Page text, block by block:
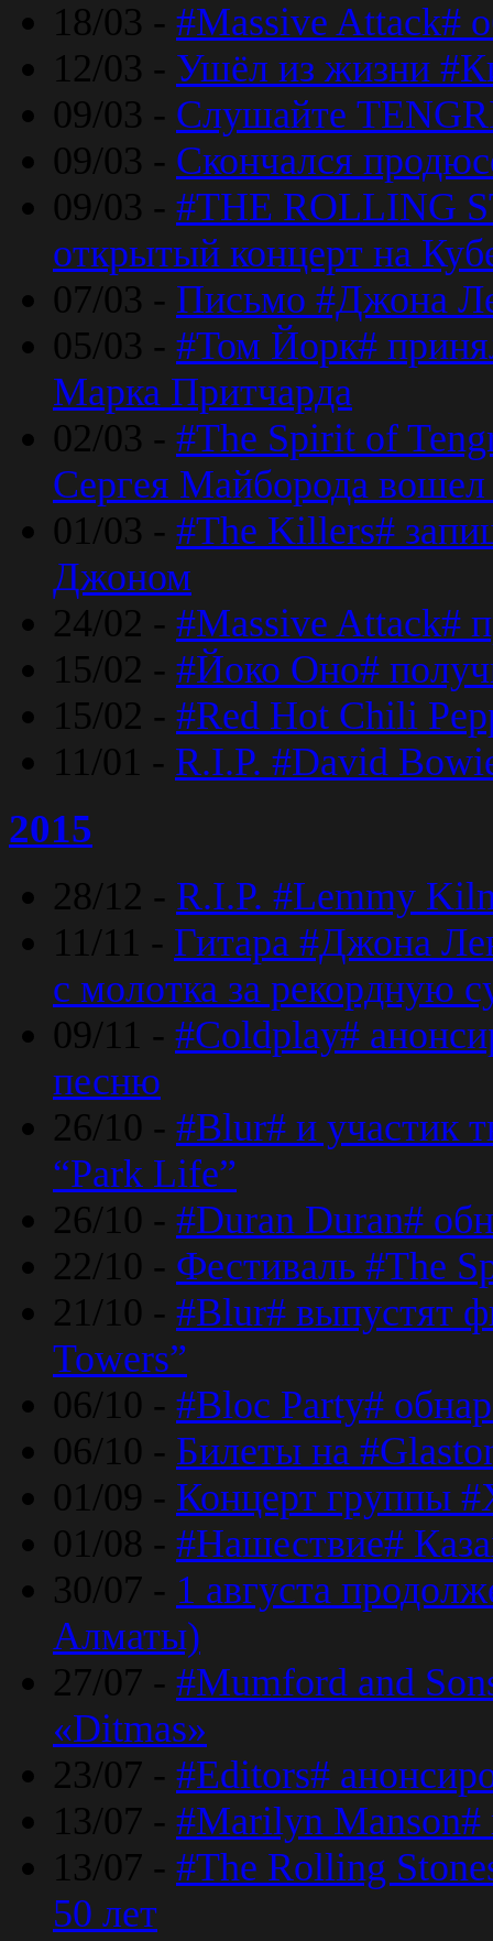
18/03 - #Massive Attack#
12/03 - Ушёл из жизни
09/03 - Слушайте
09/03 - Скончался
09/03 - #THE ROLLING
открытый концерт на
07/03 - Письмо #Джона
05/03 - #Том Йорк#
Марка Притчарда
02/03 - #The Spirit of
Сергея Майборода
01/03 - #The Killers#
Джоном
24/02 - #Massive Attack#
15/02 - #Йоко Оно#
15/02 - #Red Hot Chili
11/01 - R.I.P. #David
2015
28/12 - R.I.P. #Lemmy
11/11 - Гитара #Джона
с молотка за рекордную
09/11 - #Coldplay#
песню
26/10 - #Blur# и участик
“Park Life”
26/10 - #Duran Duran#
22/10 - Фестиваль #The
21/10 - #Blur# выпустят
Towers”
06/10 - #Bloc Party#
06/10 - Билеты на
01/09 - Концерт группы
01/08 - #Нашествие#
30/07 - 1 августа
Алматы)
27/07 - #Mumford and
«Ditmas»
23/07 - #Editors#
13/07 - #Marilyn Manson#
13/07 - #The Rolling
50 лет